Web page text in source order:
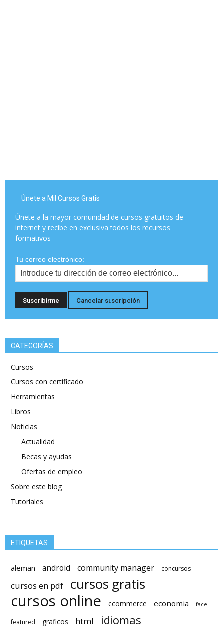
Únete a Mil Cursos Gratis
Únete a la mayor comunidad de cursos gratuitos de
internet y recibe en exclusiva todos los recursos
formativos
Tu correo electrónico:
CATEGORÍAS
Cursos
Cursos con certificado
Herramientas
Libros
Noticias
Actualidad
Becas y ayudas
Ofertas de empleo
Sobre este blog
Tutoriales
ETIQUETAS
aleman android community manager concursos
cursos en pdf cursos gratis
cursos online ecommerce economia face
featured graficos html idiomas